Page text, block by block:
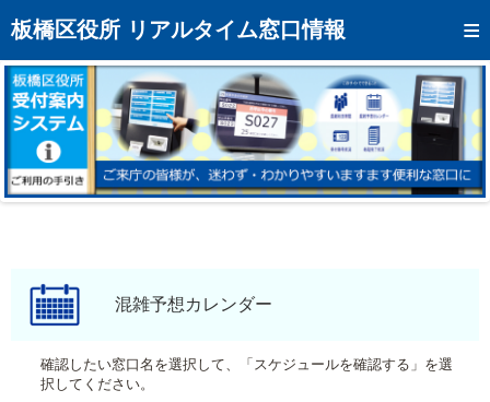
板橋区役所 リアルタイム窓口情報
トップページへ
混雑予想カレンダー
リアルタイム混雑状況
リアルタイム受付番号状況
メール通知登録
モバイルサイト
区役所フロアマップ
混雑予想カレンダー
確認したい窓口名を選択して、「スケジュールを確認する」を選
択してください。